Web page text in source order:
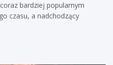
bardziej popularnym
czasu, a nadchodzący